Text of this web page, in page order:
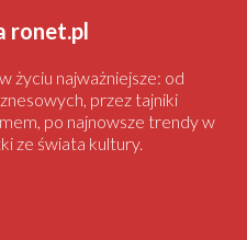
ronet.pl
życiu najważniejsze: od
przez tajniki
po najnowsze trendy w
ze świata kultury.